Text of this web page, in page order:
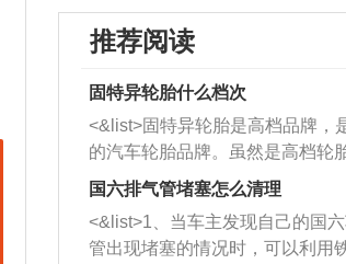
推荐阅读
固特异轮胎什么档次
<&list>固特异轮胎是高档品牌，
的汽车轮胎品牌。虽然是高档轮
牌，但是中高低端的轮胎都有生
也是为了更好的开拓市场。
国六排气管堵塞怎么清理
<&list>1、当车主发现自己的国
管出现堵塞的情况时，可以利用